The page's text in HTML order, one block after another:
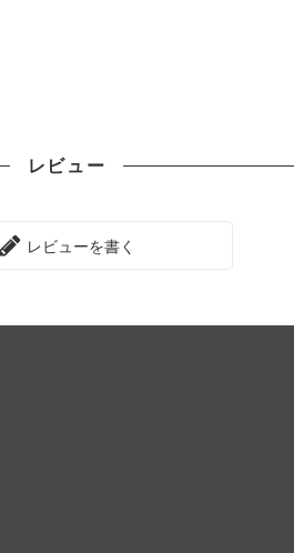
レビュー
レビューを書く